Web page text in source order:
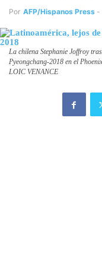
Por AFP/Hispanos Press -
La chilena Stephanie Joffroy
Pyeongchang-2018 en el
LOIC VENANCE